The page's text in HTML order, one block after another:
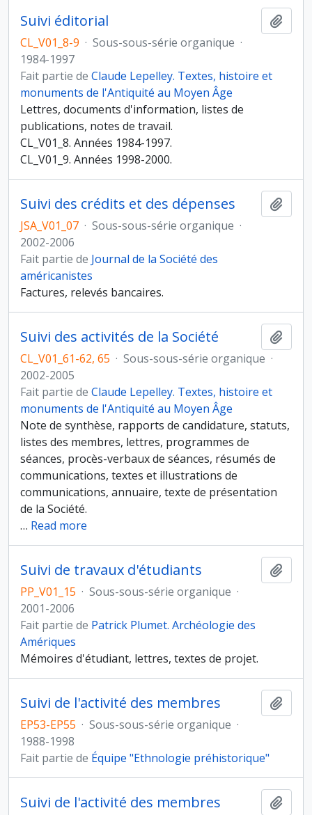
Suivi éditorial
CL_V01_8-9 · Sous-sous-série organique ·
1984-1997
Fait partie de Claude Lepelley. Textes, histoire et
monuments de l'Antiquité au Moyen Âge
Lettres, documents d'information, listes de
publications, notes de travail.
CL_V01_8. Années 1984-1997.
CL_V01_9. Années 1998-2000.
Suivi des crédits et des dépenses
JSA_V01_07 · Sous-sous-série organique ·
2002-2006
Fait partie de Journal de la Société des
américanistes
Factures, relevés bancaires.
Suivi des activités de la Société
CL_V01_61-62, 65 · Sous-sous-série organique ·
2002-2005
Fait partie de Claude Lepelley. Textes, histoire et
monuments de l'Antiquité au Moyen Âge
Note de synthèse, rapports de candidature, statuts,
listes des membres, lettres, programmes de
séances, procès-verbaux de séances, résumés de
communications, textes et illustrations de
communications, annuaire, texte de présentation
de la Société.
… Read more
Suivi de travaux d'étudiants
PP_V01_15 · Sous-sous-série organique ·
2001-2006
Fait partie de Patrick Plumet. Archéologie des
Amériques
Mémoires d'étudiant, lettres, textes de projet.
Suivi de l'activité des membres
EP53-EP55 · Sous-sous-série organique ·
1988-1998
Fait partie de Équipe "Ethnologie préhistorique"
Suivi de l'activité des membres